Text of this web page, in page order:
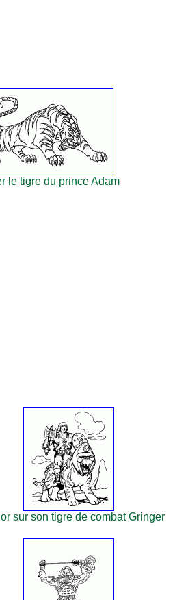
le tigre du prince Adam
sur son tigre de combat Gringer